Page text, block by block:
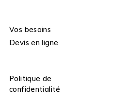
Vos besoins
Devis en ligne
Politique de
confidentialité